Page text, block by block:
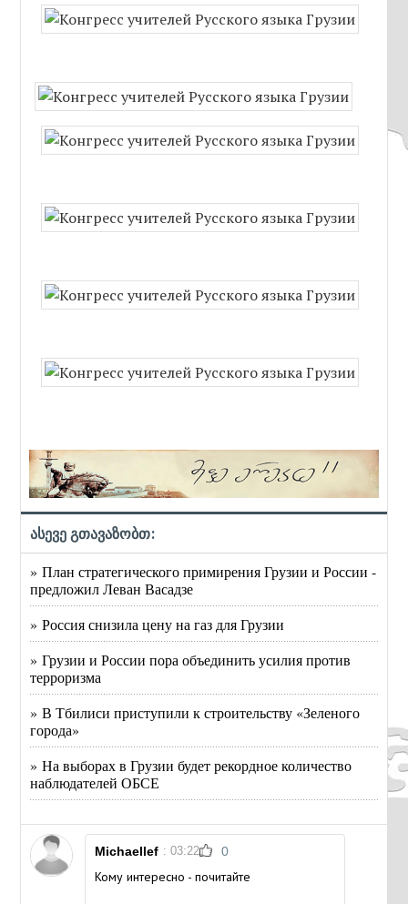
ასევე გთავაზობთ:
» План стратегического примирения Грузии и России -
предложил Леван Васадзе
» Россия снизила цену на газ для Грузии
» Грузии и России пора объединить усилия против
терроризма
» В Тбилиси приступили к строительству «Зеленого
города»
» На выборах в Грузии будет рекордное количество
наблюдателей ОБСЕ
Michaellef : 03:22 0
Кому интересно - почитайте